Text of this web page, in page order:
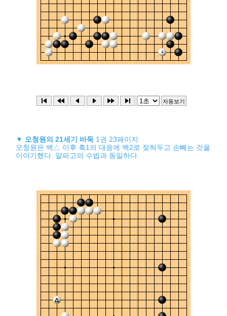
▼ 오청원의 21세기 바둑 1권 23페이지
오청원은 백△ 이후 흑1의 대응에 백2로 젖혀두고 손빼는 것을
이야기했다. 알파고의 수법과 동일하다.